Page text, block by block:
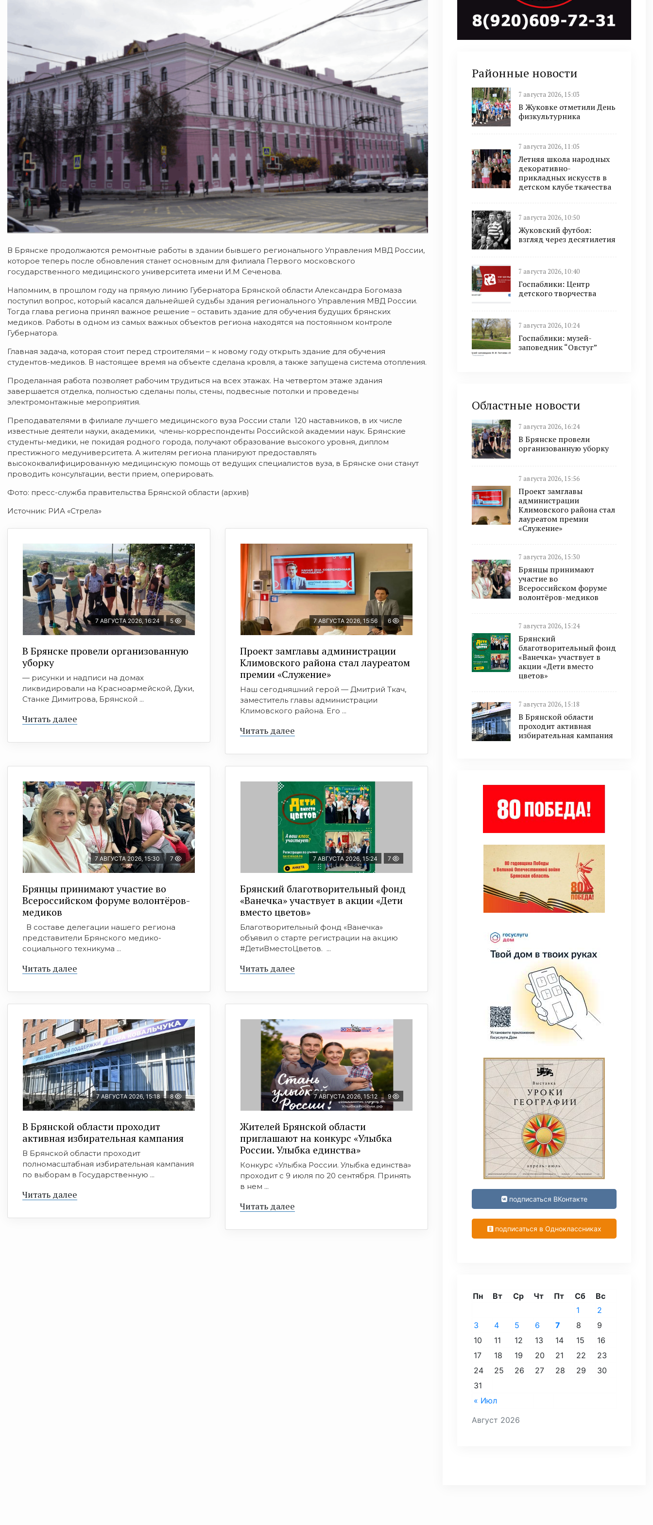
В Брянске продолжаются ремонтные работы в здании бывшего регионального Управления МВД России,
которое теперь после обновления станет основным для филиала Первого московского
государственного медицинского университета имени И.М Сеченова.
Напомним, в прошлом году на прямую линию Губернатора Брянской области Александра Богомаза
поступил вопрос, который касался дальнейшей судьбы здания регионального Управления МВД России.
Тогда глава региона принял важное решение – оставить здание для обучения будущих брянских
медиков. Работы в одном из самых важных объектов региона находятся на постоянном контроле
Губернатора.
Главная задача, которая стоит перед строителями – к новому году открыть здание для обучения
студентов-медиков. В настоящее время на объекте сделана кровля, а также запущена система отопления.
Проделанная работа позволяет рабочим трудиться на всех этажах. На четвертом этаже здания
завершается отделка, полностью сделаны полы, стены, подвесные потолки и проведены
электромонтажные мероприятия.
Преподавателями в филиале лучшего медицинского вуза России стали 120 наставников, в их числе
известные деятели науки, академики, члены-корреспонденты Российской академии наук. Брянские
студенты-медики, не покидая родного города, получают образование высокого уровня, диплом
престижного медуниверситета. А жителям региона планируют предоставлять
высококвалифицированную медицинскую помощь от ведущих специалистов вуза, в Брянске они станут
проводить консультации, вести прием, оперировать.
Фото: пресс-служба правительства Брянской области (архив)
Источник: РИА «Стрела»
7 АВГУСТА 2026, 16:24 5
В Брянске провели организованную
уборку
— рисунки и надписи на домах
ликвидировали на Красноармейской, Дуки,
Станке Димитрова, Брянской ...
Читать далее
7 АВГУСТА 2026, 15:56 6
Проект замглавы администрации
Климовского района стал лауреатом
премии «Служение»
Наш сегодняшний герой — Дмитрий Ткач,
заместитель главы администрации
Климовского района. Его ...
Читать далее
7 АВГУСТА 2026, 15:30 7
Брянцы принимают участие во
Всероссийском форуме волонтёров-
медиков
В составе делегации нашего региона
представители Брянского медико-
социального техникума ...
Читать далее
7 АВГУСТА 2026, 15:24 7
Брянский благотворительный фонд
«Ванечка» участвует в акции «Дети
вместо цветов»
Благотворительный фонд «Ванечка»
объявил о старте регистрации на акцию
#ДетиВместоЦветов. ...
Читать далее
7 АВГУСТА 2026, 15:18 8
В Брянской области проходит
активная избирательная кампания
В Брянской области проходит
полномасштабная избирательная кампания
по выборам в Государственную ...
Читать далее
7 АВГУСТА 2026, 15:12 9
Жителей Брянской области
приглашают на конкурс «Улыбка
России. Улыбка единства»
Конкурс «Улыбка России. Улыбка единства»
проходит с 9 июля по 20 сентября. Принять
в нем ...
Читать далее
Районные новости
7 августа 2026, 15:03
В Жуковке отметили День
физкультурника
7 августа 2026, 11:05
Летняя школа народных
декоративно-
прикладных искусств в
детском клубе ткачества
7 августа 2026, 10:50
Жуковский футбол:
взгляд через десятилетия
7 августа 2026, 10:40
Госпаблики: Центр
детского творчества
7 августа 2026, 10:24
Госпаблики: музей-
заповедник “Овстуг”
Областные новости
7 августа 2026, 16:24
В Брянске провели
организованную уборку
7 августа 2026, 15:56
Проект замглавы
администрации
Климовского района стал
лауреатом премии
«Служение»
7 августа 2026, 15:30
Брянцы принимают
участие во
Всероссийском форуме
волонтёров-медиков
7 августа 2026, 15:24
Брянский
благотворительный фонд
«Ванечка» участвует в
акции «Дети вместо
цветов»
7 августа 2026, 15:18
В Брянской области
проходит активная
избирательная кампания
подписаться ВКонтакте
подписаться в Одноклассниках
Август 2026
Пн Вт Ср Чт Пт Сб Вс
« Июл
1
2
3
4 5 6 7 8
9
10
11 12 13 14 15
16
17
18 19 20 21 22
23
24
25 26 27 28 29
30
31